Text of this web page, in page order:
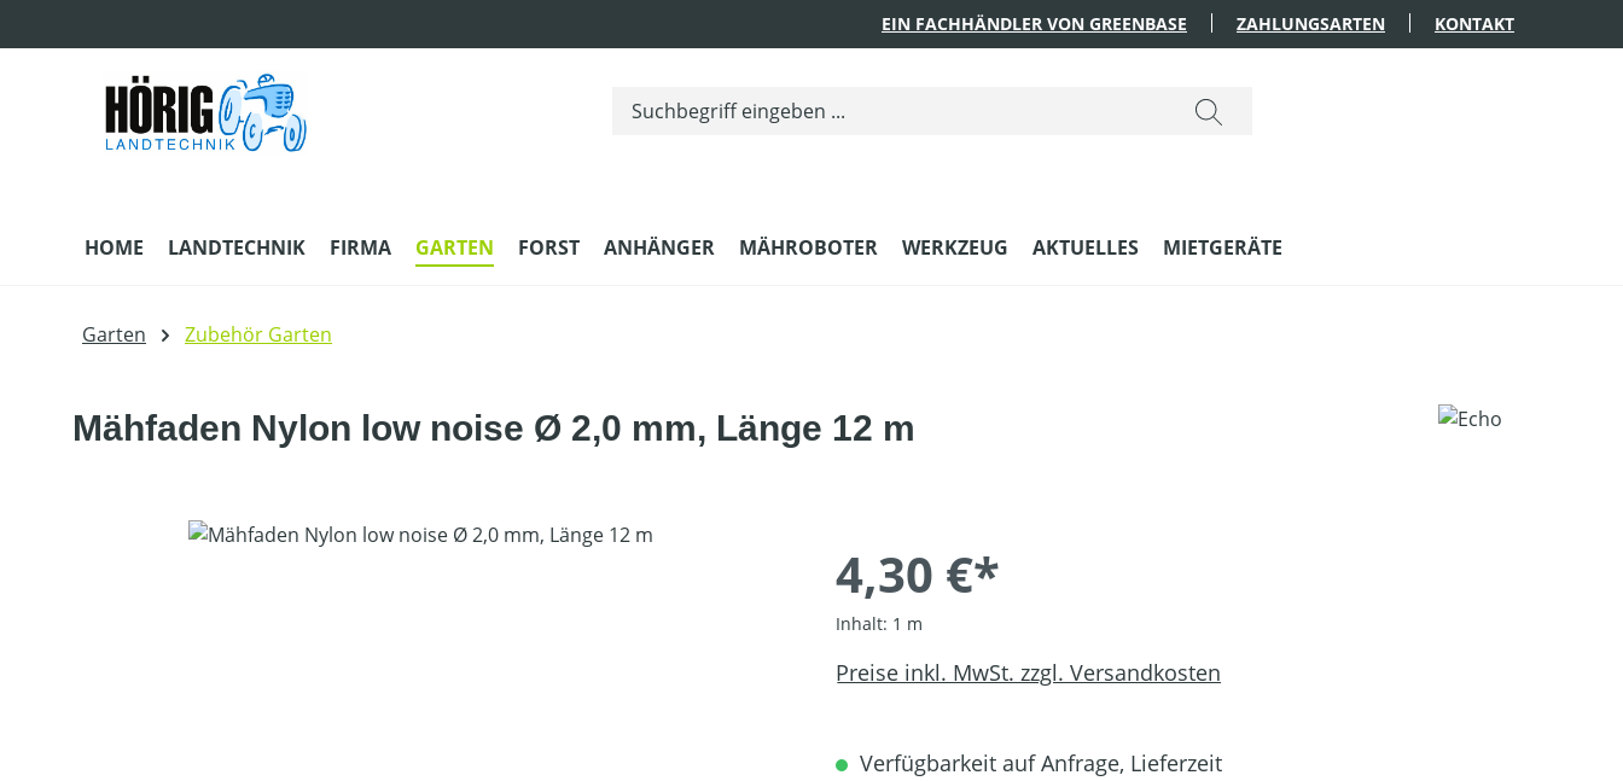
EIN FACHHÄNDLER VON GREENBASE ZAHLUNGSARTEN KONTAKT
HOME LANDTECHNIK FIRMA GARTEN FORST ANHÄNGER MÄHROBOTER WERKZEUG AKTUELLES MIETGERÄTE
Garten Zubehör Garten
Mähfaden Nylon low noise Ø 2,0 mm, Länge 12 m
Bildergalerie überspringen
4,30 €*
Inhalt: 1 m
Preise inkl. MwSt. zzgl. Versandkosten
Verfügbarkeit auf Anfrage, Lieferzeit